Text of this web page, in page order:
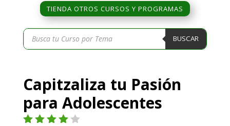
TIENDA OTROS CURSOS Y PROGRAMAS
Búsqueda
de
productos
BUSCAR
Capitzaliza tu Pasión
para Adolescentes